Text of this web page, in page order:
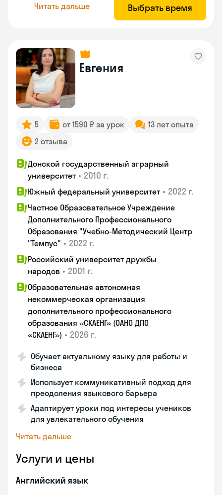
Читать дальше Выбрать время
Евгения
5 от 1590 ₽ за урок
13 лет опыта
2 отзыва
Донской государственный аграрный
университет • 2010 г.
Южный федеральный университет • 2022 г.
Частное Образовательное Учреждение
Дополнительного Профессионального
Образования "Учебно-Методический Центр
"Темпус" • 2022 г.
Российский университет дружбы
народов • 2001 г.
Образовательная автономная
некоммерческая организация
дополнительного профессионального
образования «СКАЕНГ» (ОАНО ДПО
«СКАЕНГ») • 2026 г.
Обучает актуальному языку для работы и
бизнеса
Использует коммуникативный подход для
преодоления языкового барьера
Адаптирует уроки под интересы учеников
для увлекательного обучения
Читать дальше
Услуги и цены
Английский язык